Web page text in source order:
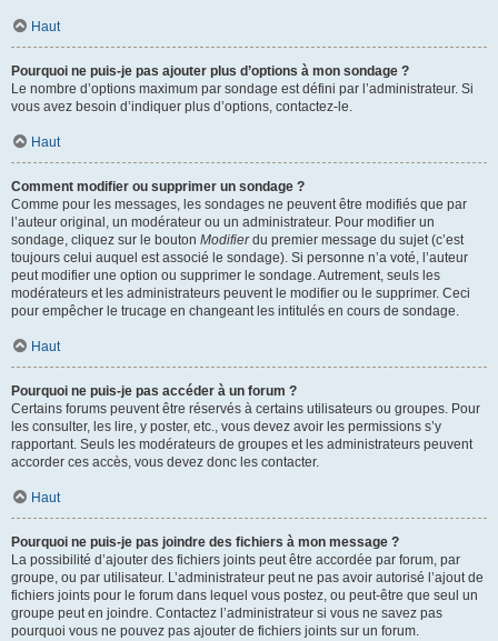
Haut
Pourquoi ne puis-je pas ajouter plus d’options à mon sondage ?
Le nombre d’options maximum par sondage est défini par l’administrateur. Si
vous avez besoin d’indiquer plus d’options, contactez-le.
Haut
Comment modifier ou supprimer un sondage ?
Comme pour les messages, les sondages ne peuvent être modifiés que par
l’auteur original, un modérateur ou un administrateur. Pour modifier un
sondage, cliquez sur le bouton Modifierdu premier message du sujet (c’est
toujours celui auquel est associé le sondage). Si personne n’a voté, l’auteur
peut modifier une option ou supprimer le sondage. Autrement, seuls les
modérateurs et les administrateurs peuvent le modifier ou le supprimer. Ceci
pour empêcher le trucage en changeant les intitulés en cours de sondage.
Haut
Pourquoi ne puis-je pas accéder à un forum ?
Certains forums peuvent être réservés à certains utilisateurs ou groupes. Pour
les consulter, les lire, y poster, etc., vous devez avoir les permissions s’y
rapportant. Seuls les modérateurs de groupes et les administrateurs peuvent
accorder ces accès, vous devez donc les contacter.
Haut
Pourquoi ne puis-je pas joindre des fichiers à mon message ?
La possibilité d’ajouter des fichiers joints peut être accordée par forum, par
groupe, ou par utilisateur. L’administrateur peut ne pas avoir autorisé l’ajout de
fichiers joints pour le forum dans lequel vous postez, ou peut-être que seul un
groupe peut en joindre. Contactez l’administrateur si vous ne savez pas
pourquoi vous ne pouvez pas ajouter de fichiers joints sur un forum.